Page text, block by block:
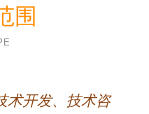
围
术开发、技术咨